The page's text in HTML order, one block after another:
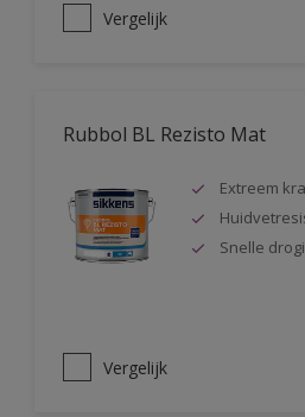
Vergelijk
Rubbol BL Rezisto Mat
Extreem
Snelle
Vergelijk